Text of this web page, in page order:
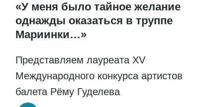
«У меня было тайное желание
однажды оказаться в труппе
Мариинки…»
Представляем лауреата XV
Международного конкурса артистов
балета Рёму Гуделева